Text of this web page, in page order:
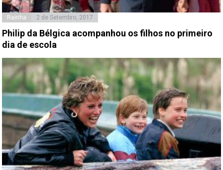
Rainha 2 de Setembro, 2017
Philip da Bélgica acompanhou os filhos no primeiro
dia de escola